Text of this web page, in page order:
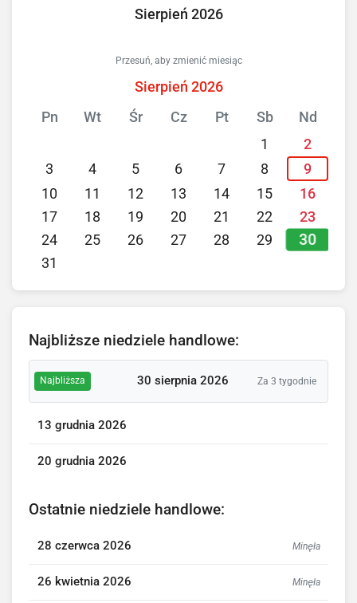
Sierpień 2026
Przesuń, aby zmienić miesiąc
Sierpień 2026
Pn
Wt Śr Cz Pt Sb
Nd
1
2
3
4 5 6 7 8
9
10
11 12 13 14 15
16
17
18 19 20 21 22
23
24
25 26 27 28 29 30
31
Najbliższe niedziele handlowe:
Najbliższa 30 sierpnia 2026 Za 3 tygodnie
13 grudnia 2026
20 grudnia 2026
Ostatnie niedziele handlowe:
28 czerwca 2026 Minęła
26 kwietnia 2026 Minęła